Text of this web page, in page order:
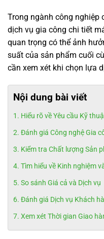
Trong ngành công nghiệp
dịch vụ gia công chi tiết
quan trọng có thể ảnh
suất của sản phẩm cuối
cần xem xét khi chọn lựa
Nội dung bài viết
Hiểu rõ về Yêu cầu Kỹ
Đánh giá Công nghệ Gia
Kiểm tra Chất lượng Sản
Tìm hiểu về Kinh nghiệm
So sánh Giá cả và Dịch vụ
Đánh giá Dịch vụ Khách
Xem xét Thời gian Giao